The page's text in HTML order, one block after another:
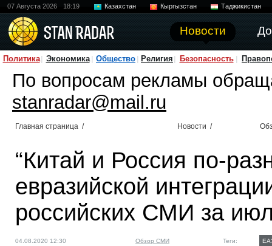
07 Августа 2026 18:19 Казахстан Кыргызстан Таджикистан
Новости
Политика Экономика Общество Религия Безопасность
По вопросам рекламы
stanradar@mail.ru
Главная страница / Новости /
“Китай и Россия по-
евразийской
российских СМИ за
04.08.2020 12:30 Обзор СМИ Теги: